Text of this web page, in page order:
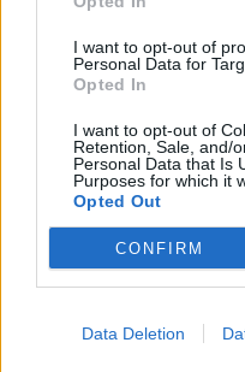
I want to opt-out of
Personal Data for
Opted In
I want to opt-out of
Retention, Sale, and/
Personal Data that Is
Purposes for which it
Opted Out
CONFIRM
Data Deletion
sempre in prima linea
PIÙ INFORMAZIONI SU
LEGGI GLI